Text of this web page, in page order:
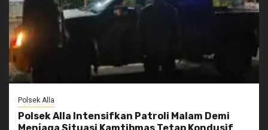
Polsek Alla
Polsek Alla Intensifkan Patroli Malam Demi